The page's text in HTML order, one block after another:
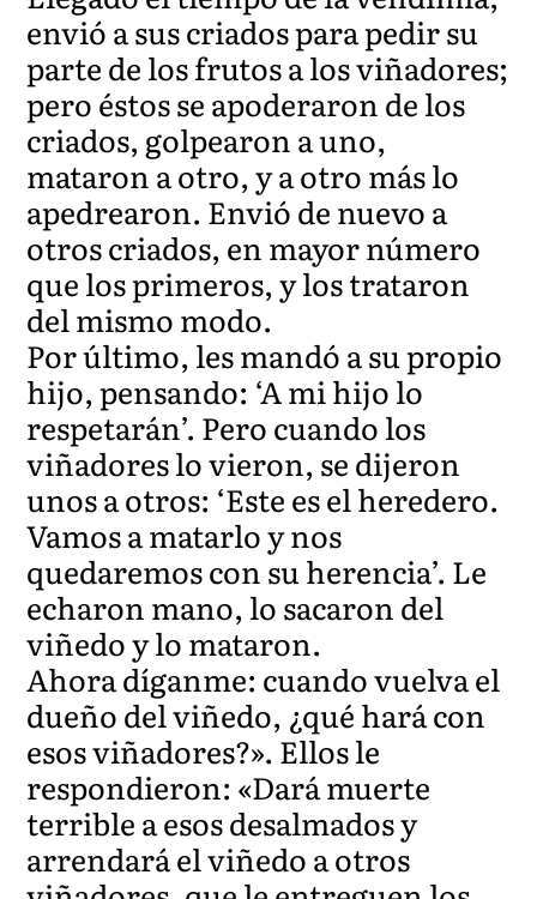
envió a sus criados para pedir su
parte de los frutos a los viñadores;
pero éstos se apoderaron de los
criados, golpearon a uno,
mataron a otro, y a otro más lo
apedrearon. Envió de nuevo a
otros criados, en mayor número
que los primeros, y los trataron
del mismo modo.
Por último, les mandó a su propio
hijo, pensando: ‘A mi hijo lo
respetarán’. Pero cuando los
viñadores lo vieron, se dijeron
unos a otros: ‘Este es el heredero.
Vamos a matarlo y nos
quedaremos con su herencia’. Le
echaron mano, lo sacaron del
viñedo y lo mataron.
Ahora díganme: cuando vuelva el
dueño del viñedo, ¿qué hará con
esos viñadores?». Ellos le
respondieron: «Dará muerte
terrible a esos desalmados y
arrendará el viñedo a otros